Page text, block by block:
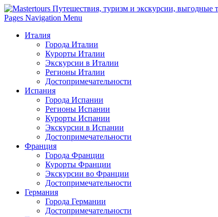
Pages Navigation Menu
Италия
Города Италии
Курорты Италии
Экскурсии в Италии
Регионы Италии
Достопримечательности
Испания
Города Испании
Регионы Испании
Курорты Испании
Экскурсии в Испании
Достопримечательности
Франция
Города Франции
Курорты Франции
Экскурсии во Франции
Достопримечательности
Германия
Города Германии
Достопримечательности